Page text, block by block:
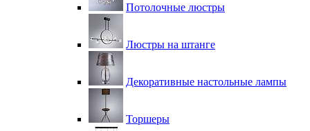
Потолочные люстры
Люстры на штанге
Декоративные настольные лампы
Торшеры